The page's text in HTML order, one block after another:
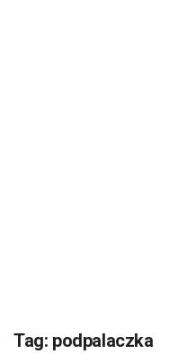
Tag: podpalaczka